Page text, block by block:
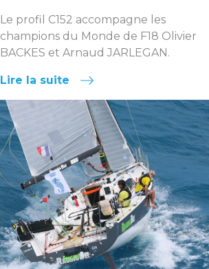
Le profil C152 accompagne les
champions du Monde de F18 Olivier
BACKES et Arnaud JARLEGAN.
Lire la suite